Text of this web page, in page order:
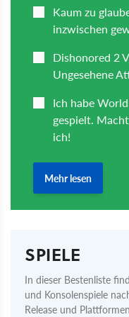
SPIELE
In dieser Bestenliste
und Konsolenspiele
Release und